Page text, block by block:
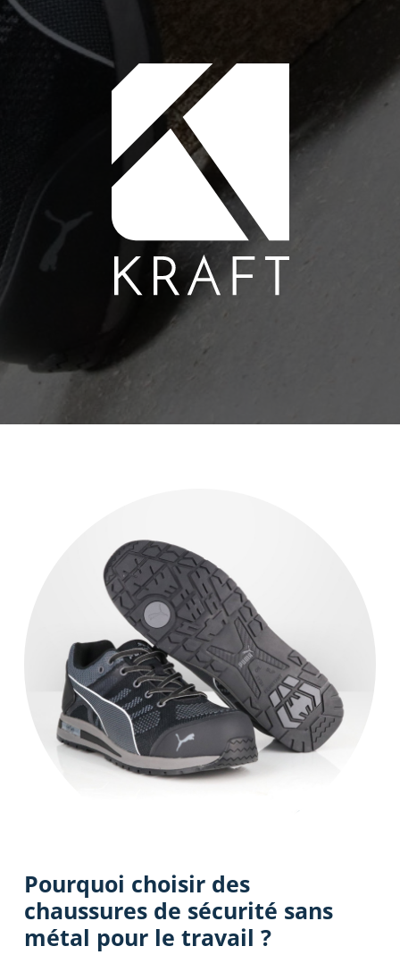
Pourquoi choisir des
chaussures de sécurité sans
métal pour le travail ?